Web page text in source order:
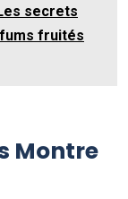
secrets
fruités
Montre